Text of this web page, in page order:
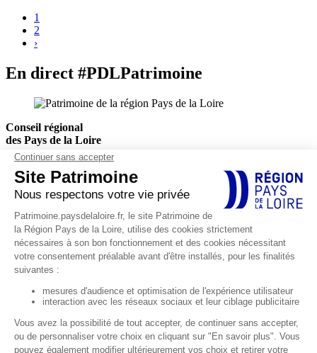
1
2
›
En direct #PDLPatrimoine
Conseil régional
des Pays de la Loire
Hôtel de Région
1, rue de la Loire
44966 Nantes Cedex 9
Actualités
Agenda
EXPLORER
Explorations thématiques
Décorer et célébrer
Défendre et protéger
Occuper rives et rivages
Médiathèque